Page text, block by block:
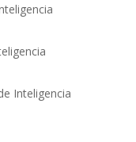
Inteligencia